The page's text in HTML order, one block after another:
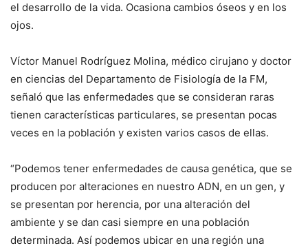
el desarrollo de la vida. Ocasiona cambios óseos y en los
ojos.
Víctor Manuel Rodríguez Molina, médico cirujano y doctor
en ciencias del Departamento de Fisiología de la FM,
señaló que las enfermedades que se consideran raras
tienen características particulares, se presentan pocas
veces en la población y existen varios casos de ellas.
“Podemos tener enfermedades de causa genética, que se
producen por alteraciones en nuestro ADN, en un gen, y
se presentan por herencia, por una alteración del
ambiente y se dan casi siempre en una población
determinada. Así podemos ubicar en una región una